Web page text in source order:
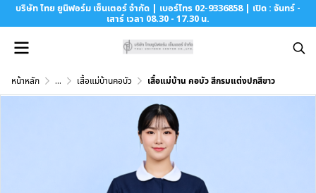
บริษัท ไทย ยูนิฟอร์ม เซ็นเตอร์ จำกัด | เบอร์โทร 02-9336858 | เปิด : จันทร์ -
เสาร์ เวลา 08.30 - 17.30 น.
หน้าหลัก ... เสื้อแม่บ้านคอบัว เสื้อแม่บ้าน คอบัว สีกรมแต่งปกสีขาว